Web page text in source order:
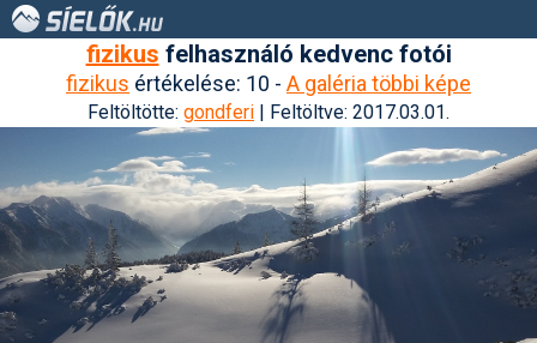
fizikus felhasználó kedvenc fotói
fizikus értékelése: 10 - A galéria többi képe
Feltöltötte: gondferi | Feltöltve: 2017.03.01.